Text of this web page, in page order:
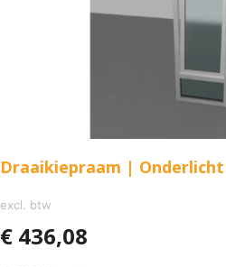
Draaikiepraam | Onderlicht
excl. btw
€ 436,08